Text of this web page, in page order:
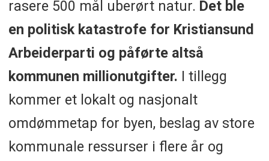
rasere 500 mål uberørt natur. Det ble
en politisk katastrofe for Kristiansund
Arbeiderparti og påførte altså
kommunen millionutgifter. I tillegg
kommer et lokalt og nasjonalt
omdømmetap for byen, beslag av store
kommunale ressurser i flere år og